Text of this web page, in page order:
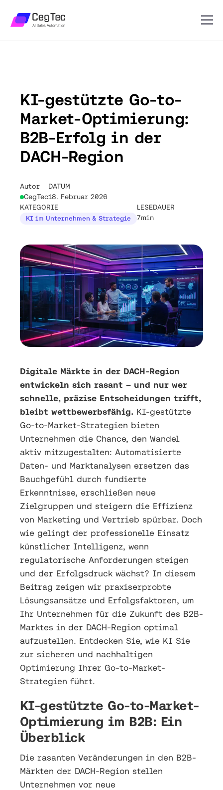
KI-gestützte Go-to-
Market-Optimierung:
B2B-Erfolg in der
DACH-Region
Autor
CegTec
DATUM
18. Februar 2026
KATEGORIE
KI im Unternehmen & Strategie
LESEDAUER
7min
Digitale Märkte in der DACH-Region
entwickeln sich rasant – und nur wer
schnelle, präzise Entscheidungen trifft,
bleibt wettbewerbsfähig. KI-gestützte
Go-to-Market-Strategien bieten
Unternehmen die Chance, den Wandel
aktiv mitzugestalten: Automatisierte
Daten- und Marktanalysen ersetzen das
Bauchgefühl durch fundierte
Erkenntnisse, erschließen neue
Zielgruppen und steigern die Effizienz
von Marketing und Vertrieb spürbar. Doch
wie gelingt der professionelle Einsatz
künstlicher Intelligenz, wenn
regulatorische Anforderungen steigen
und der Erfolgsdruck wächst? In diesem
Beitrag zeigen wir praxiserprobte
Lösungsansätze und Erfolgsfaktoren, um
Ihr Unternehmen für die Zukunft des B2B-
Marktes in der DACH-Region optimal
aufzustellen. Entdecken Sie, wie KI Sie
zur sicheren und nachhaltigen
Optimierung Ihrer Go-to-Market-
Strategien führt.
KI-gestützte Go-to-Market-
Optimierung im B2B: Ein
Überblick
Die rasanten Veränderungen in den B2B-
Märkten der DACH-Region stellen
Unternehmen vor neue